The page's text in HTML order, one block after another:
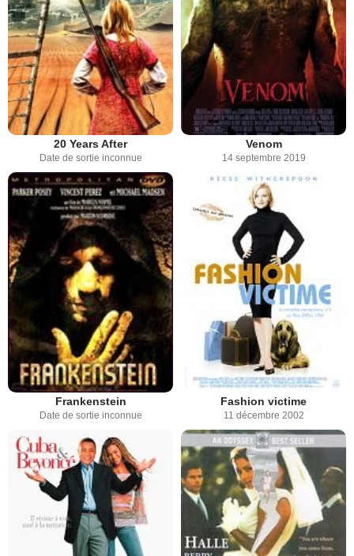
20 Years After
Date de sortie inconnue
Venom
14 septembre 2019
Frankenstein
Date de sortie inconnue
Fashion victime
11 décembre 2002